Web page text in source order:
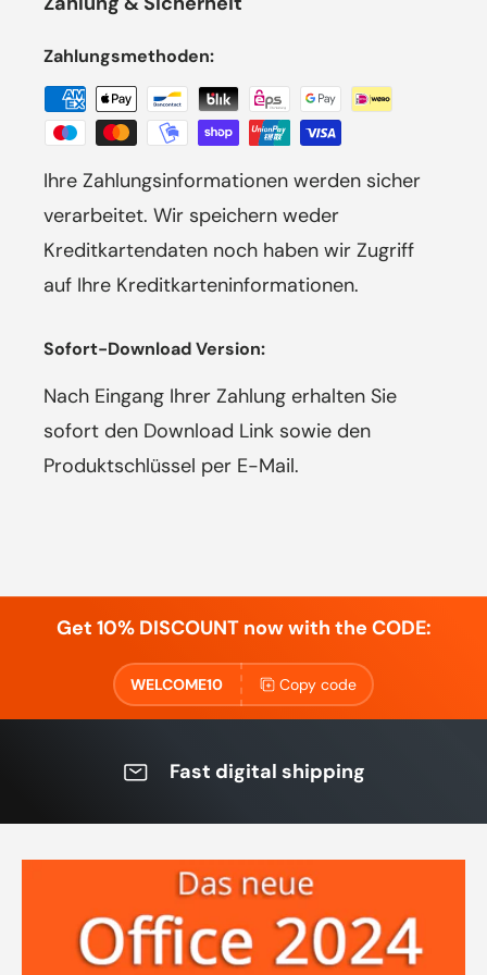
Zahlungsmethoden:
Ihre Zahlungsinformationen werden sicher
verarbeitet. Wir speichern weder
Kreditkartendaten noch haben wir Zugriff
auf Ihre Kreditkarteninformationen.
Sofort-Download Version:
Nach Eingang Ihrer Zahlung erhalten Sie
sofort den Download Link sowie den
Produktschlüssel per E-Mail.
Get 10% DISCOUNT now with the CODE:
WELCOME10 Copy code
Fast digital shipping